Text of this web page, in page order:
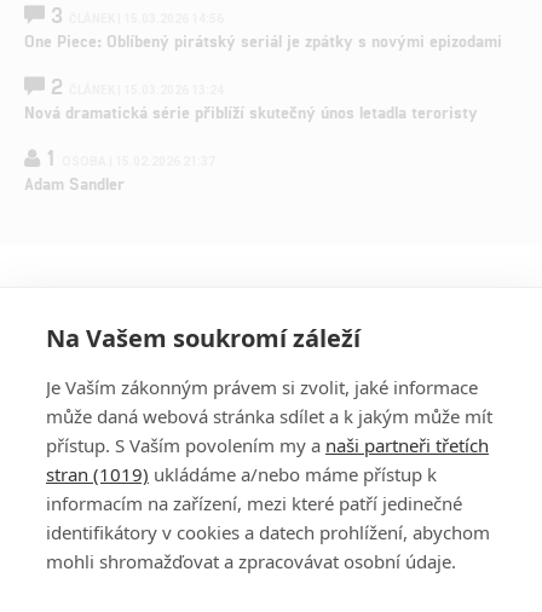
3
One Piece: Oblíbený pirátský seriál je zpátky s novými epizodami
2
Nová dramatická série přiblíží skutečný únos letadla teroristy
1
Adam Sandler
PŘIHLÁSIT
REGISTROVAT
DISKUZE
Na Vašem soukromí záleží
Je Vaším zákonným právem si zvolit, jaké informace
může daná webová stránka sdílet a k jakým může mít
přístup. S Vaším povolením my a naši partneři třetích
stran (1019) ukládáme a/nebo máme přístup k
informacím na zařízení, mezi které patří jedinečné
identifikátory v cookies a datech prohlížení, abychom
mohli shromažďovat a zpracovávat osobní údaje.